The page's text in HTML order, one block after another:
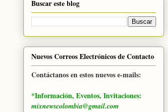
Buscar este blog
Nuevos Correos Electrónicos de Contacto
Contáctanos en estos nuevos e-mails:
*Información, Eventos, Invitaciones:
mixnewscolombia@gmail.com